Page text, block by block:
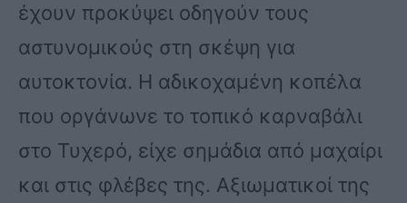
έχουν προκύψει οδηγούν τους
αστυνομικούς στη σκέψη για
αυτοκτονία. Η αδικοχαμένη κοπέλα
που οργάνωνε το τοπικό καρναβάλι
στο Τυχερό, είχε σημάδια από μαχαίρι
και στις φλέβες της. Αξιωματικοί της